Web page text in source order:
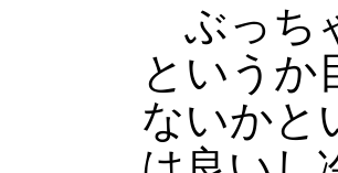
ぶっち
というか
ないかと